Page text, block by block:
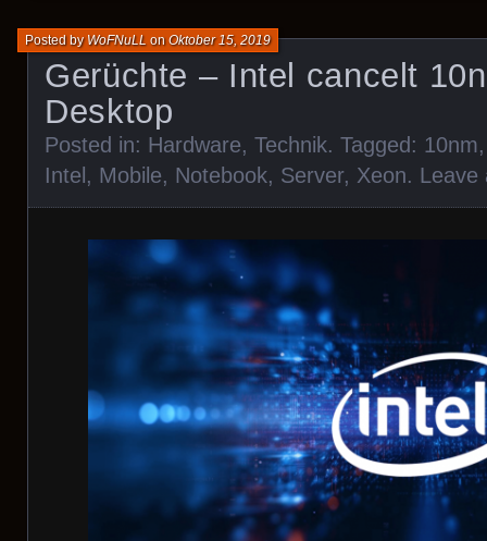
Gerüchte – Intel cancelt
Desktop
Posted byWoFNuLL onOktober 15, 2019
Posted in: Hardware, Technik. Tagged: 10nm
Intel , Mobile, Notebook, Server, Xeon. Leave